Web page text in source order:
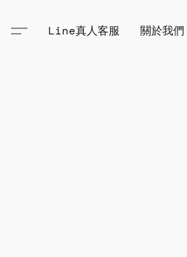
Line真人客服 關於我們